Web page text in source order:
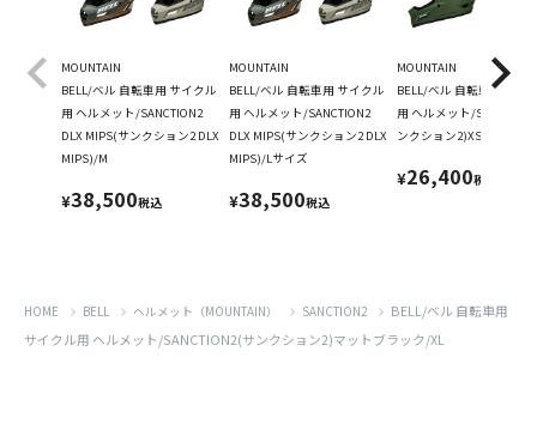
MOUNTAIN
BELL/ベル 自転車用 サイクル
用 ヘルメット/SANCTION2
DLX MIPS(サンクション2 DLX
MIPS)/M
¥38,500税込
MOUNTAIN
BELL/ベル 自転車用 サイクル
用 ヘルメット/SANCTION2
DLX MIPS(サンクション2 DLX
MIPS)/Lサイズ
¥38,500税込
MOUNTAIN
BELL/ベル 自転車用 サイ
用 ヘルメット/
ンクション2)XS/S
¥26,400税込
HOME BELL ヘルメット（MOUNTAIN） SANCTION2
BELL/ベル 自転車用
サイクル用 ヘルメット/SANCTION2(サンクション2)マットブラック/XL